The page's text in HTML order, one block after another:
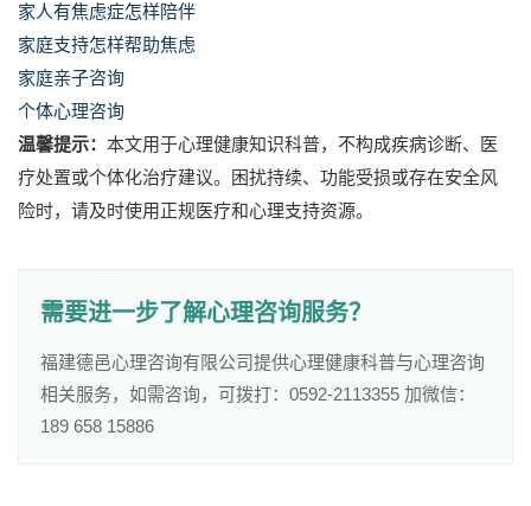
家人有焦虑症怎样陪伴
家庭支持怎样帮助焦虑
家庭亲子咨询
个体心理咨询
温馨提示： 本文用于心理健康知识科普，不构成疾病诊断、医
疗处置或个体化治疗建议。困扰持续、功能受损或存在安全风
险时，请及时使用正规医疗和心理支持资源。
需要进一步了解心理咨询服务？
福建德邑心理咨询有限公司提供心理健康科普与心理咨询
相关服务，如需咨询，可拨打：0592-2113355 加微信：
189 658 15886